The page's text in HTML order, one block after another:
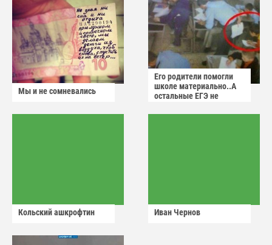
Мы и не сомневались
Его родители помогли
школе материально..А
остальные ЕГЭ не
Кольский ашкрофтин Иван Чернов